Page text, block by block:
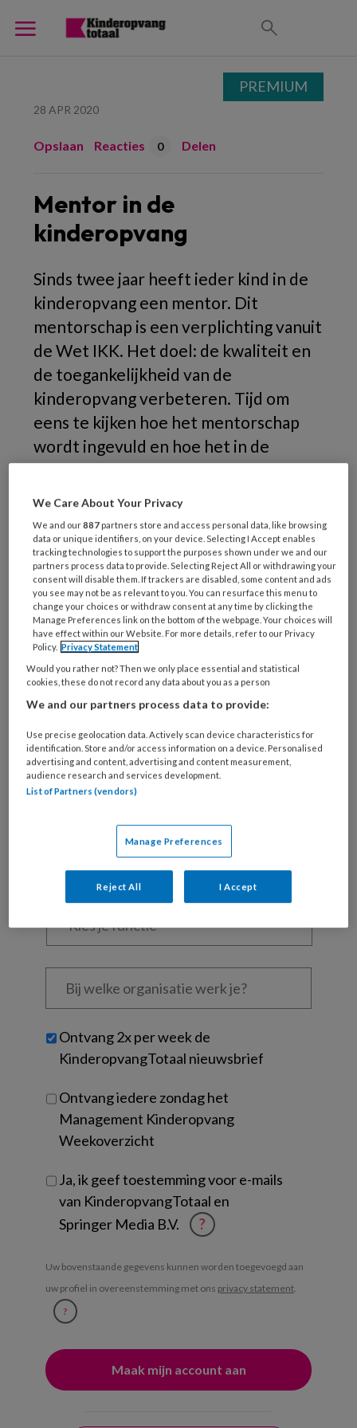
28 APR 2020
Opslaan Reacties 0 Delen
Mentor in de
kinderopvang
Sinds twee jaar heeft ieder kind in de
kinderopvang een mentor. Dit
mentorschap is een verplichting vanuit
de Wet IKK. Het doel: de kwaliteit en
de toegankelijkheid van de
kinderopvang verbeteren. Tijd om
eens te kijken hoe het mentorschap
wordt ingevuld en hoe het in de
praktijk werkt.
‘Mentorschap
REGISTREREN
Wil je dit artikel lezen?
Maak gratis een account aan en lees 2
artikelen gratis per maand
Al een account of abonnement? Log dan in
Wat
is
wachtwoord* *
Kies
Bij
welke
je?
Untitled
Ontvang 2x per week de
KinderopvangTotaal nieuwsbrief
Ontvang iedere zondag het
Management Kinderopvang
Weekoverzicht
Ja, ik geef toestemming voor e-mails
van KinderopvangTotaal en
Springer Media B.V.
?
Uw bovenstaande gegevens kunnen worden toegevoegd aan
uw profiel in overeenstemming met ons privacy statement.
?
PREMIUM
We Care About Your Privacy
We and our887 partners store and access personal data, like browsing
data or unique identifiers, on your device. Selecting I Accept enables
tracking technologies to support the purposes shown under we and our
partners process data to provide. Selecting Reject All or withdrawing your
consent will disable them. If trackers are disabled, some content and ads
you see may not be as relevant to you. You can resurface this menu to
change your choices or withdraw consent at any time by clicking the
Manage Preferences link on the bottom of the webpage. Your choices will
have effect within our Website. For more details, refer to our Privacy
Policy. Privacy Statement
Would you rather not? Then we only place essential and statistical
cookies, these do not record any data about you as a person
We and our partners process data to provide:
Use precise geolocation data. Actively scan device characteristics for
identification. Store and/or access information on a device. Personalised
advertising and content, advertising and content measurement,
audience research and services development.
List of Partners (vendors)
Manage Preferences
Reject All I Accept